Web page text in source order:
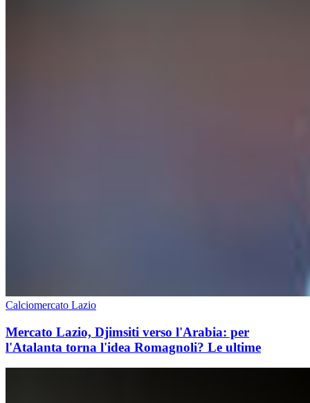
Calciomercato Lazio
Mercato Lazio, Djimsiti verso l'Arabia: per
l'Atalanta torna l'idea Romagnoli? Le ultime